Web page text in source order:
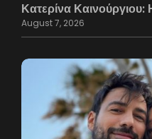
Κατερίνα
August 7, 2026